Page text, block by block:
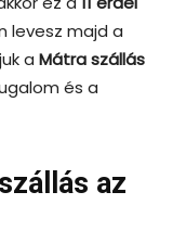
levesz majd a
a Mátra szállás
és a
az